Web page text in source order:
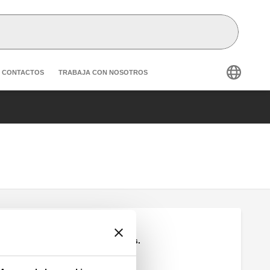
navigation
CONTACTOS TRABAJA CON NOSOTROS
Juego de láminas.